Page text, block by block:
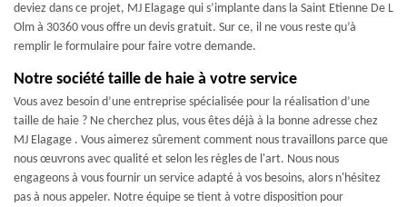
deviez dans ce projet, MJ Elagage qui s’implante dans la Saint Etienne De L
Olm à 30360 vous offre un devis gratuit. Sur ce, il ne vous reste qu’à
remplir le formulaire pour faire votre demande.
Notre société taille de haie à votre service
Vous avez besoin d’une entreprise spécialisée pour la réalisation d’une
taille de haie ? Ne cherchez plus, vous êtes déjà à la bonne adresse chez
MJ Elagage . Vous aimerez sûrement comment nous travaillons parce que
nous œuvrons avec qualité et selon les règles de l'art. Nous nous
engageons à vous fournir un service adapté à vos besoins, alors n'hésitez
pas à nous appeler. Notre équipe se tient à votre disposition pour